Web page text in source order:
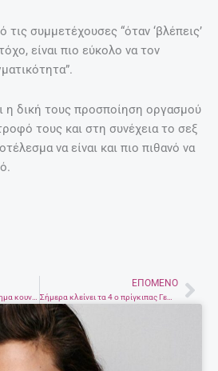
συμμετέχουσες “όταν ‘βλέπεις’
είναι πιο εύκολο να τον
η δική τους προσποίηση οργασμού
τους και στη συνέχεια το σεξ
να είναι και πιο πιθανό να
Σπιτική κρέμα για το τσίμπημα κουνουπιών
ΕΠΌΜΕΝΟ
Σήμερα κλείνει τα 4 ο πρίγκιπας Γεώργιος του Κέμπριτζ